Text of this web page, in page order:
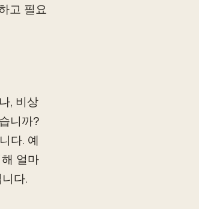
고 필요
, 비상
니까?
다. 예
얼마
다.